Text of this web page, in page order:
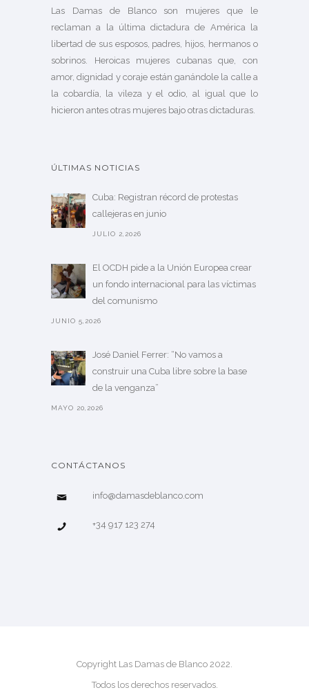
Las Damas de Blanco son mujeres que le
reclaman a la última dictadura de América la
libertad de sus esposos, padres, hijos, hermanos o
sobrinos. Heroicas mujeres cubanas que, con
amor, dignidad y coraje están ganándole la calle a
la cobardía, la vileza y el odio, al igual que lo
hicieron antes otras mujeres bajo otras dictaduras.
ÚLTIMAS NOTICIAS
Cuba: Registran récord de protestas
callejeras en junio
JULIO 2,2026
El OCDH pide a la Unión Europea crear
un fondo internacional para las víctimas
del comunismo
JUNIO 5,2026
José Daniel Ferrer: “No vamos a
construir una Cuba libre sobre la base
de la venganza”
MAYO 20,2026
CONTÁCTANOS
info@damasdeblanco.com
+34 917 123 274
Copyright Las Damas de Blanco 2022.
Todos los derechos reservados.